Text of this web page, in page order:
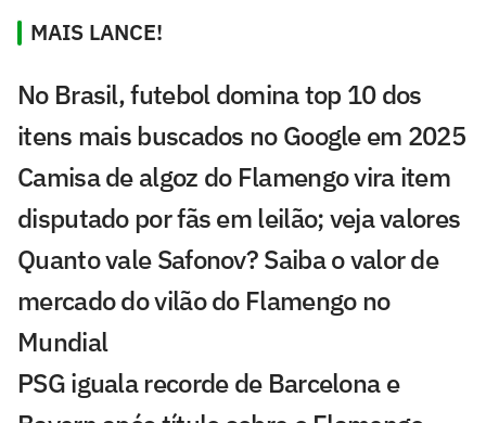
MAIS LANCE!
No Brasil, futebol domina top 10 dos
itens mais buscados no Google em 2025
Camisa de algoz do Flamengo vira item
disputado por fãs em leilão; veja valores
Quanto vale Safonov? Saiba o valor de
mercado do vilão do Flamengo no
Mundial
PSG iguala recorde de Barcelona e